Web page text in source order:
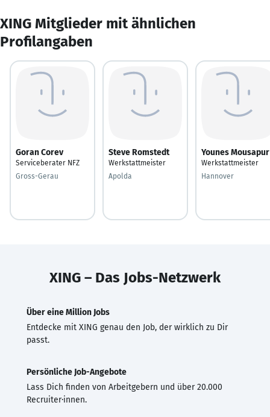
XING Mitglieder mit ähnlichen
Profilangaben
Goran Corev
Serviceberater NFZ
Gross-Gerau
Steve Romstedt
Werkstattmeister
Apolda
Younes Mousapur
Werkstattmeister
Hannover
XING – Das Jobs-Netzwerk
Über eine Million Jobs
Entdecke mit XING genau den Job, der wirklich zu Dir
passt.
Persönliche Job-Angebote
Lass Dich finden von Arbeitgebern und über 20.000
Recruiter·innen.